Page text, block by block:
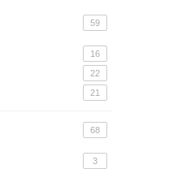
59
16
22
21
68
3